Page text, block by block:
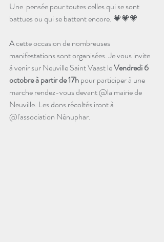
Une  pensée pour toutes celles qui se sont
battues ou qui se battent encore. 💗💗💗
A cette occasion de nombreuses
manifestations sont organisées. Je vous invite
à venir sur Neuville Saint Vaast le Vendredi 6
octobre à partir de 17h pour participer à une
marche rendez-vous devant @la mairie de
Neuville. Les dons récoltés iront à
@l'association Nénuphar.